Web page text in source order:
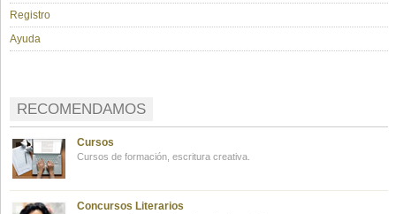
Registro
Ayuda
RECOMENDAMOS
Cursos
Cursos de formación, escritura creativa.
Concursos Literarios